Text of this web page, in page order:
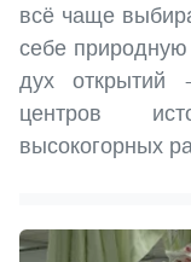
всё чаще
себе природную
дух открытий
центров
высокогорных